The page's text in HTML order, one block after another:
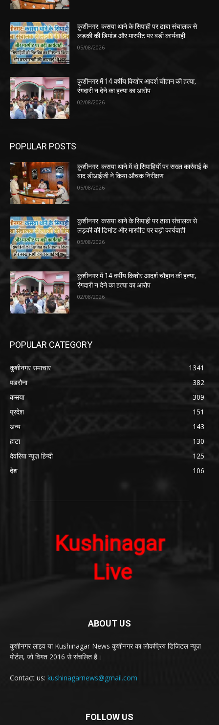
कुशीनगर: कसया थाने के सिपाही पर ढाबा संचालक से
लड़की की डिमांड और मारपीट पर बड़ी कार्यवाही
05/08/2026
कुशीनगर में 14 वर्षीय किशोर आदर्श चौहान की हत्या,
रंगदारी न देने का हत्या का आरोप
02/08/2026
POPULAR POSTS
कुशीनगर: कसया थाने में दो सिपाहियों पर सख्त कार्रवाई के
बाद डीआईजी ने किया औचक निरीक्षण
05/08/2026
कुशीनगर: कसया थाने के सिपाही पर ढाबा संचालक से
लड़की की डिमांड और मारपीट पर बड़ी कार्यवाही
05/08/2026
कुशीनगर में 14 वर्षीय किशोर आदर्श चौहान की हत्या,
रंगदारी न देने का हत्या का आरोप
02/08/2026
POPULAR CATEGORY
कुशीनगर समाचार
1341
पडरौना
382
कसया
309
प्रदेश
151
अन्य
143
हाटा
130
देवरिया न्यूज़ हिन्दी
125
देश
106
ABOUT US
कुशीनगर लाइव या Kushinagar News कुशीनगर का लोकप्रिय डिजिटल न्यूज़
पोर्टल, जो विगत 2016 से संचलित है।
Contact us: kushinagarnews@gmail.com
FOLLOW US